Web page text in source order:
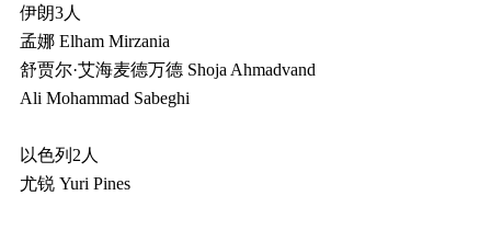
伊朗3人
孟娜 Elham Mirzania
舒贾尔·艾海麦德万德 Shoja Ahmadvand
Ali Mohammad Sabeghi
以色列2人
尤锐 Yuri Pines